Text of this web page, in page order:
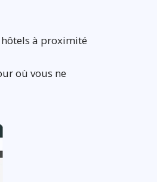
hôtels à proximité
où vous ne